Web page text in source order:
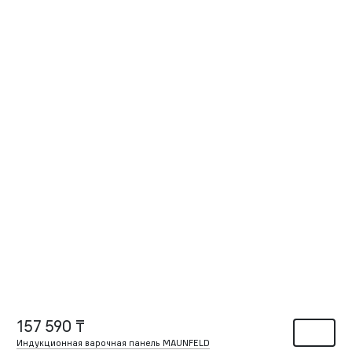
157 590 ₸
Индукционная варочная панель MAUNFELD